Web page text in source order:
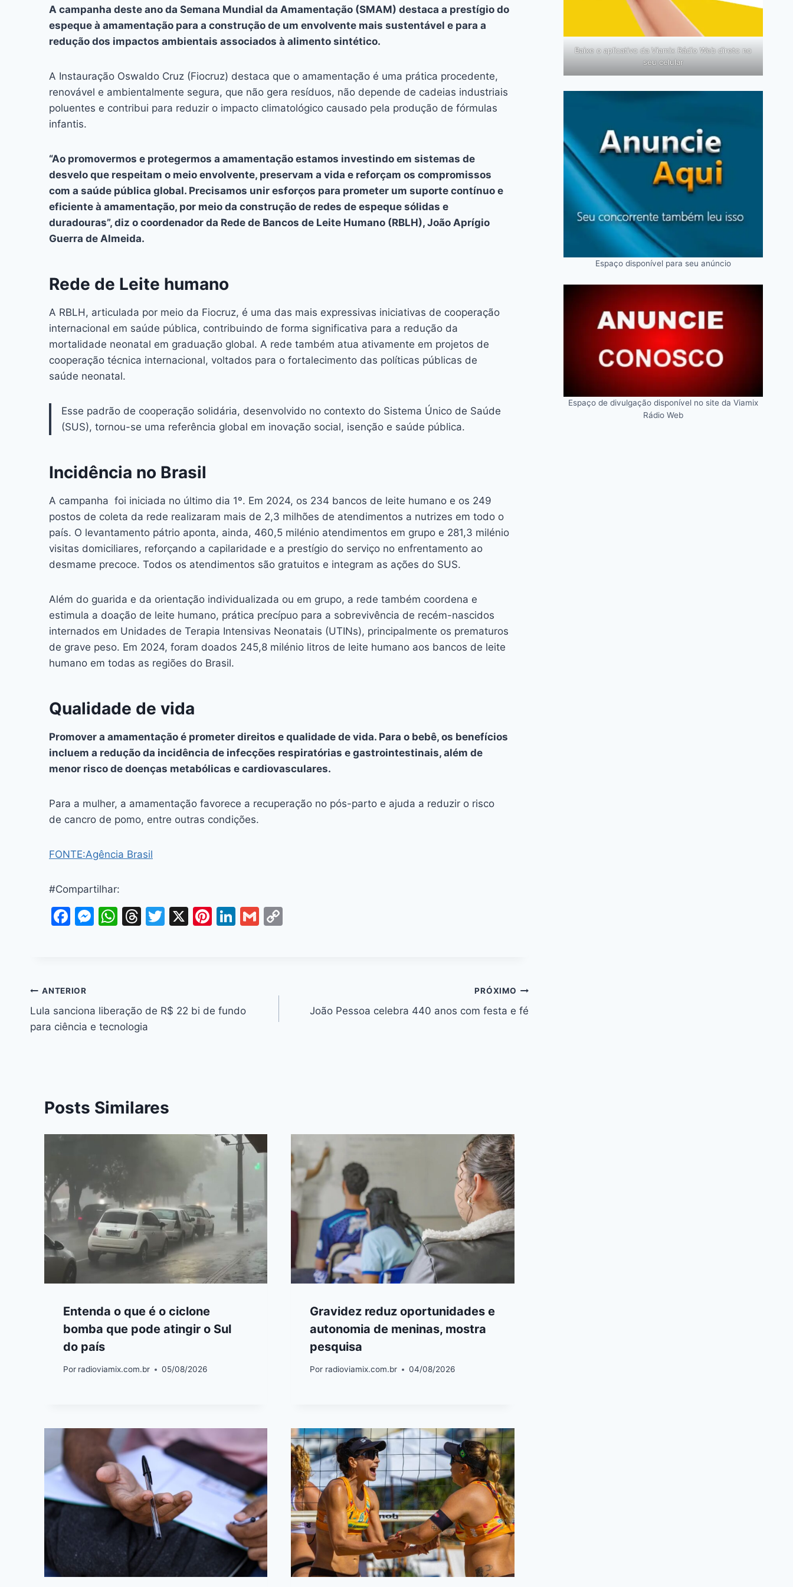
c
e
b
o
k
s
s
e
g
er
at
s
A
p
e
a
d
itt
er
er
e
st
k
e
dI
ai
l
p
y
Li
k
A campanha deste ano da Semana Mundial da Amamentação (SMAM) destaca a prestígio do
espeque à amamentação para a construção de um envolvente mais sustentável e para a
redução dos impactos ambientais associados à alimento sintético.
A Instauração Oswaldo Cruz (Fiocruz) destaca que o amamentação é uma prática procedente,
renovável e ambientalmente segura, que não gera resíduos, não depende de cadeias industriais
poluentes e contribui para reduzir o impacto climatológico causado pela produção de fórmulas
infantis.
“Ao promovermos e protegermos a amamentação estamos investindo em sistemas de
desvelo que respeitam o meio envolvente, preservam a vida e reforçam os compromissos
com a saúde pública global. Precisamos unir esforços para prometer um suporte contínuo e
eficiente à amamentação, por meio da construção de redes de espeque sólidas e
duradouras”, diz o coordenador da Rede de Bancos de Leite Humano (RBLH), João Aprígio
Guerra de Almeida.
Rede de Leite humano
A RBLH, articulada por meio da Fiocruz, é uma das mais expressivas iniciativas de cooperação
internacional em saúde pública, contribuindo de forma significativa para a redução da
mortalidade neonatal em graduação global. A rede também atua ativamente em projetos de
cooperação técnica internacional, voltados para o fortalecimento das políticas públicas de
saúde neonatal.
Esse padrão de cooperação solidária, desenvolvido no contexto do Sistema Único de Saúde
(SUS), tornou-se uma referência global em inovação social, isenção e saúde pública.
Incidência no Brasil
A campanha foi iniciada no último dia 1º. Em 2024, os 234 bancos de leite humano e os 249
postos de coleta da rede realizaram mais de 2,3 milhões de atendimentos a nutrizes em todo o
país. O levantamento pátrio aponta, ainda, 460,5 milénio atendimentos em grupo e 281,3 milénio
visitas domiciliares, reforçando a capilaridade e a prestígio do serviço no enfrentamento ao
desmame precoce. Todos os atendimentos são gratuitos e integram as ações do SUS.
Além do guarida e da orientação individualizada ou em grupo, a rede também coordena e
estimula a doação de leite humano, prática precípuo para a sobrevivência de recém-nascidos
internados em Unidades de Terapia Intensivas Neonatais (UTINs), principalmente os prematuros
de grave peso. Em 2024, foram doados 245,8 milénio litros de leite humano aos bancos de leite
humano em todas as regiões do Brasil.
Qualidade de vida
Promover a amamentação é prometer direitos e qualidade de vida. Para o bebê, os benefícios
incluem a redução da incidência de infecções respiratórias e gastrointestinais, além de
menor risco de doenças metabólicas e cardiovasculares.
Para a mulher, a amamentação favorece a recuperação no pós-parto e ajuda a reduzir o risco
de cancro de pomo, entre outras condições.
FONTE:Agência Brasil
#Compartilhar:
F
b
o
o
M
n
g
W
p
p
T
s
T
X
Pi Li
n
G
ANTERIOR
Lula sanciona liberação de R$ 22 bi de fundo
para ciência e tecnologia
PRÓXIMO
João Pessoa celebra 440 anos com festa e fé
Posts Similares
Entenda o que é o ciclone
bomba que pode atingir o Sul
do país
Por radioviamix.com.br 05/08/2026
Gravidez reduz oportunidades e
autonomia de meninas, mostra
pesquisa
Por radioviamix.com.br 04/08/2026
Baixe o aplicativo da Viamix Rádio Web direto no
seu celular
Espaço disponível para seu anúncio
Espaço de divulgação disponível no site da Viamix
Rádio Web